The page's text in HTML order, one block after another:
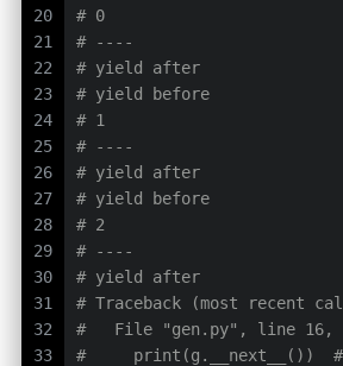
20
21
22
23
24
25
26
27
28
29
30
31
32
33
# 0
# ----
# yield after
# yield before
# 1
# ----
# yield after
# yield before
# 2
# ----
# yield after
# Traceback (most recent
#   File "gen.py", line 16,
#     print(g.__next__())